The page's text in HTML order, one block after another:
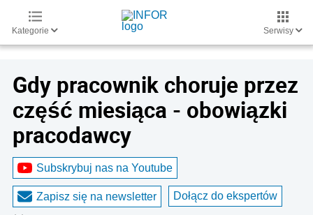
Kategorie Serwisy
Gdy pracownik choruje przez
część miesiąca - obowiązki
pracodawcy
Subskrybuj nas na Youtube
Zapisz się na newsletter Dołącz do ekspertów